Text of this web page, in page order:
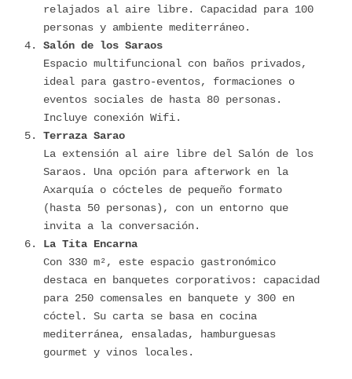
relajados al aire libre. Capacidad para 100
personas y ambiente mediterráneo.
Salón de los Saraos
Espacio multifuncional con baños privados,
ideal para gastro-eventos, formaciones o
eventos sociales de hasta 80 personas.
Incluye conexión Wifi.
Terraza Sarao
La extensión al aire libre del Salón de los
Saraos. Una opción para afterwork en la
Axarquía o cócteles de pequeño formato
(hasta 50 personas), con un entorno que
invita a la conversación.
La Tita Encarna
Con 330 m², este espacio gastronómico
destaca en banquetes corporativos: capacidad
para 250 comensales en banquete y 300 en
cóctel. Su carta se basa en cocina
mediterránea, ensaladas, hamburguesas
gourmet y vinos locales.